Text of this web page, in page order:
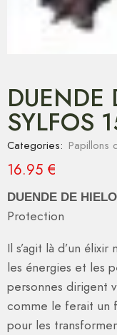
DUENDE
SYLFOS
Categories: Papillons
16.95 €
DUENDE DE HIELO
Protection
Il s’agit là d’un
les énergies et les
personnes dirigent
comme le ferait un
pour les